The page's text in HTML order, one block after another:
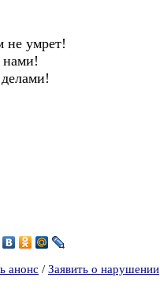
не умрет!
нами!
анонс / Заявить о нарушении